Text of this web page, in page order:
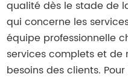
qualité dès le stade de
qui concerne les
équipe professionnelle
services complets et
besoins des clients.